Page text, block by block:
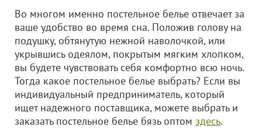
Во многом именно постельное белье отвечает за
ваше удобство во время сна. Положив голову на
подушку, обтянутую нежной наволочкой, или
укрывшись одеялом, покрытым мягким хлопком,
вы будете чувствовать себя комфортно всю ночь.
Тогда какое постельное белье выбрать? Если вы
индивидуальный предприниматель, который
ищет надежного поставщика, можете выбрать и
заказать постельное белье бязь оптом здесь.